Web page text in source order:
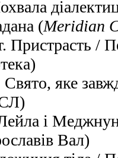
(Meridian
Пристрасть /
Свято, яке
і
Вал)